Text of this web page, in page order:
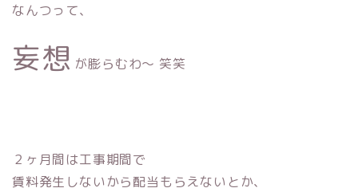
なんつって、
妄想 が膨らむわ〜 笑笑
２ヶ月間は工事期間で
賃料発生しないから配当もらえないとか、